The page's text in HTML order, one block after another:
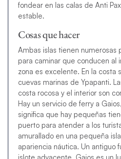
fondear en las calas de Anti
estable.
Cosas que hacer
Ambas islas tienen numerosas
para caminar que conducen al
zona es excelente. En la costa
cuevas marinas de Ypapanti.
costa rocosa y el interior son
Hay un servicio de ferry a
significa que hay pequeñas
puerto para atender a los
amurallado en una pequeña
apariencia náutica. Un antiguo